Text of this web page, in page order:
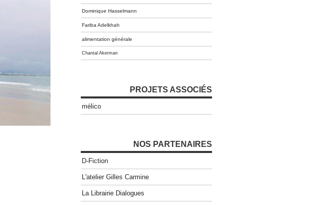
Dominique Hasselmann
Fariba Adelkhah
alimentation générale
Chantal Akerman
PROJETS ASSOCIÉS
mélico
NOS PARTENAIRES
D-Fiction
L'atelier Gilles Carmine
La Librairie Dialogues